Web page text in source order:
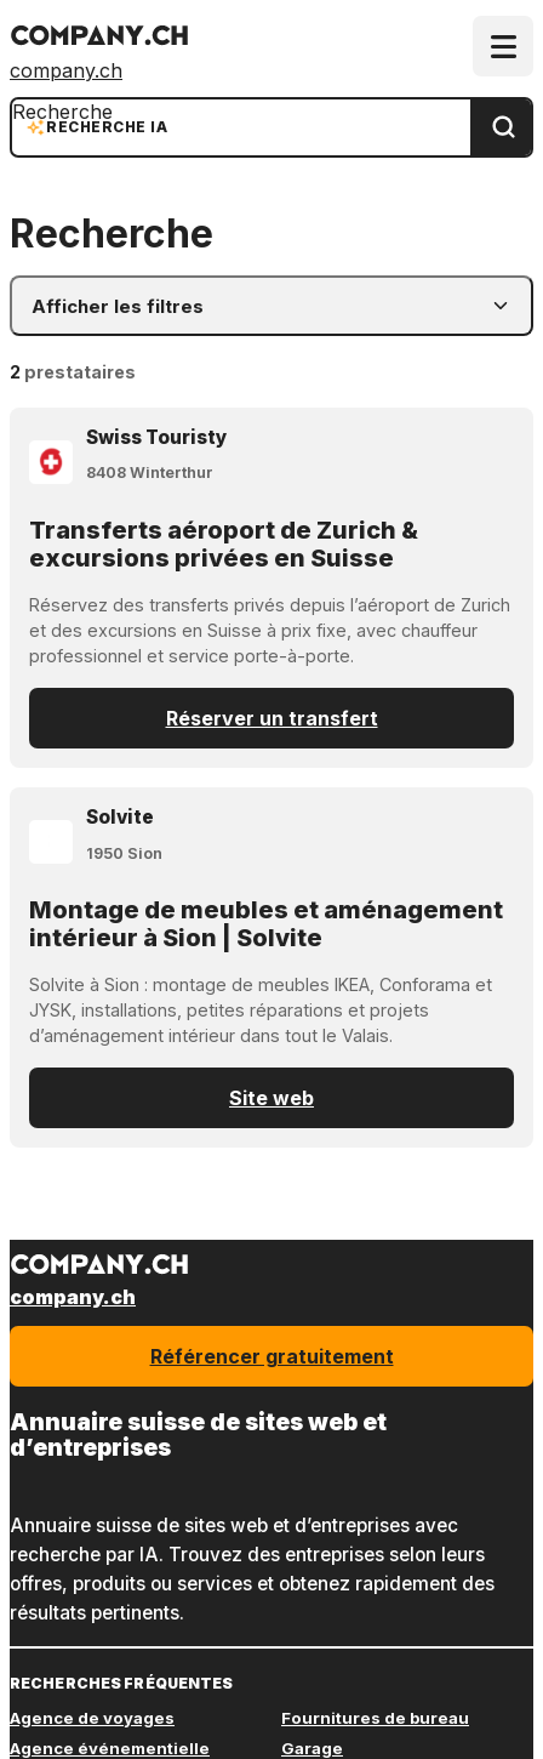
company.ch
RECHERCHE IA
Recherche
Recherche
Afficher les filtres
2 prestataires
Swiss Touristy
8408 Winterthur
Transferts aéroport de Zurich &
excursions privées en Suisse
Réservez des transferts privés depuis l’aéroport de Zurich
et des excursions en Suisse à prix fixe, avec chauffeur
professionnel et service porte-à-porte.
Réserver un transfert
Solvite
1950 Sion
Montage de meubles et aménagement
intérieur à Sion | Solvite
Solvite à Sion : montage de meubles IKEA, Conforama et
JYSK, installations, petites réparations et projets
d’aménagement intérieur dans tout le Valais.
Site web
company.ch
Référencer gratuitement
Annuaire suisse de sites web et
d’entreprises
Annuaire suisse de sites web et d’entreprises avec
recherche par IA. Trouvez des entreprises selon leurs
offres, produits ou services et obtenez rapidement des
résultats pertinents.
RECHERCHES FRÉQUENTES
Agence de voyages
Agence événementielle
Fournitures de bureau
Garage